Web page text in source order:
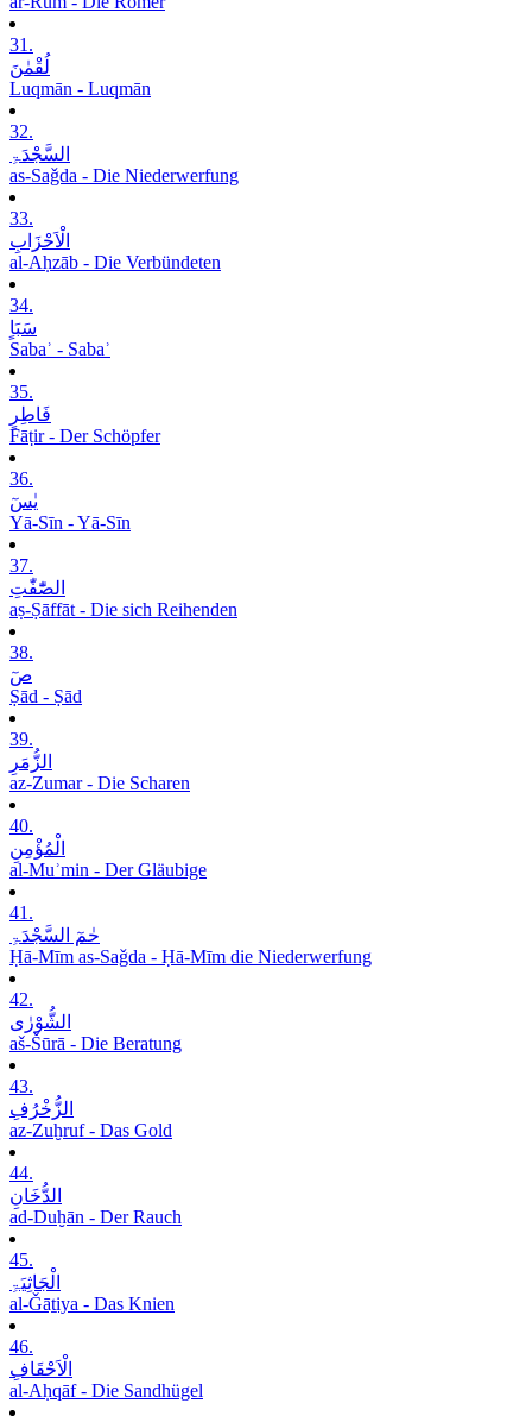
31.
لُقْمٰنَ
Luqmān - Luqmān
32.
السَّجْدَۃِ
as-Saǧda - Die Niederwerfung
33.
الْاَحْزَابِ
al-Aḥzāb - Die Verbündeten
34.
سَبَاٍ
Sabaʾ - Sabaʾ
35.
فَاطِرٍ
Fāṭir - Der Schöpfer
36.
یٰسٓ
Yā-Sīn - Yā-Sīn
37.
الصّٰٓفّٰتِ
aṣ-Ṣāffāt - Die sich Reihenden
38.
صٓ
Ṣād - Ṣād
39.
الزُّمَرِ
az-Zumar - Die Scharen
40.
الْمُؤْمِنِ
al-Muʾmin - Der Gläubige
41.
حٰمٓ السَّجْدَۃِ
Ḥā-Mīm as-Saǧda - Ḥā-Mīm die Niederwerfung
42.
الشُّوْرٰی
aš-Šūrā - Die Beratung
43.
الزُّخْرُفِ
az-Zuḫruf - Das Gold
44.
الدُّخَانِ
ad-Duḫān - Der Rauch
45.
الْجَاثِیَۃِ
al-Ǧāṯiya - Das Knien
46.
الْاَحْقَافِ
al-Aḥqāf - Die Sandhügel